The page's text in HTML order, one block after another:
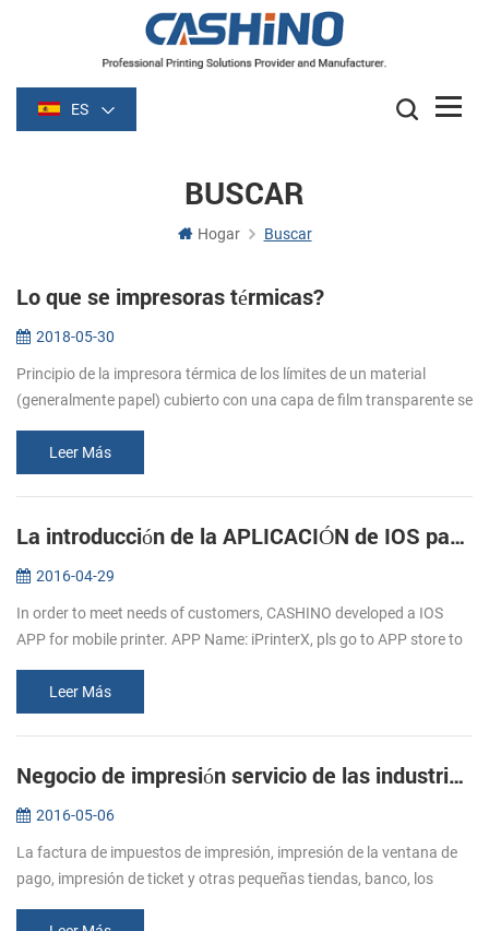
ES
BUSCAR
Hogar Buscar
Lo que se impresoras térmicas?
2018-05-30
Principio de la impresora térmica de los límites de un material
(generalmente papel) cubierto con una capa de film transparente se
Leer Más
La introducción de la APLICACIÓN de IOS para móviles, impresoras
2016-04-29
In order to meet needs of customers, CASHINO developed a IOS
APP for mobile printer. APP Name: iPrinterX, pls go to APP store to
store. 2.Click ...
Leer Más
Negocio de impresión servicio de las industrias de mayor Alcista de la demanda de impresora de recibos
2016-05-06
La factura de impuestos de impresión, impresión de la ventana de
pago, impresión de ticket y otras pequeñas tiendas, banco, los